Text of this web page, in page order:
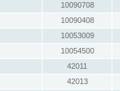
10090708
10090408
10053009
10054500
42011
42013